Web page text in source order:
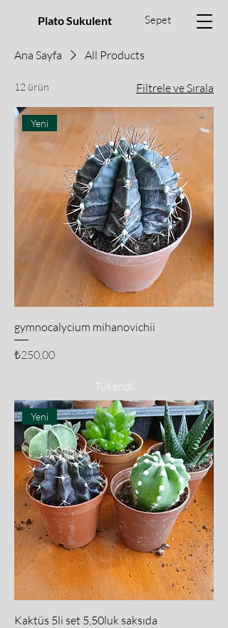
Plato Sukulent Sepet
Ana Sayfa All Products
12 ürün Filtrele ve Sırala
Yeni
gymnocalycium mihanovichii
Fiyat
₺250,00
Tükendi
Yeni
Kaktüs 5li set 5,50luk saksıda